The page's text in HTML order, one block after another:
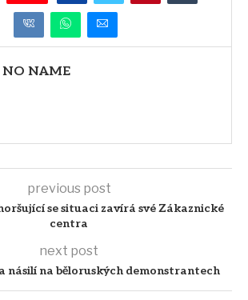
NO NAME
previous post
se situaci zavírá své Zákaznické
centra
next post
násilí na běloruských demonstrantech